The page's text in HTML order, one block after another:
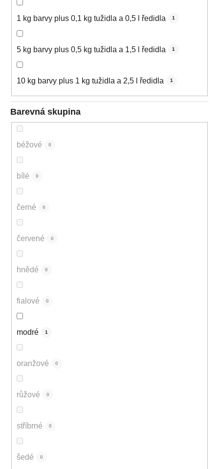
1 kg barvy plus 0,1 kg tužidla a 0,5 l ředidla 1
5 kg barvy plus 0,5 kg tužidla a 1,5 l ředidla 1
10 kg barvy plus 1 kg tužidla a 2,5 l ředidla 1
Barevná skupina
béžové 0
bílé 0
černé 0
červené 0
hnědé 0
fialové 0
modré 1
oranžové 0
růžové 0
stříbrné 0
šedé 0